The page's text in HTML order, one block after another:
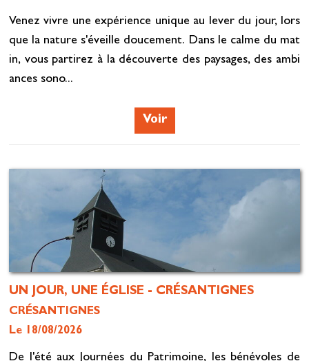
Venez vivre une expérience unique au lever du jour, lors
que la nature s'éveille doucement. Dans le calme du mat
in, vous partirez à la découverte des paysages, des ambi
ances sono...
Voir
UN JOUR, UNE ÉGLISE - CRÉSANTIGNES
CRÉSANTIGNES
Le 18/08/2026
De l'été aux Journées du Patrimoine, les bénévoles de